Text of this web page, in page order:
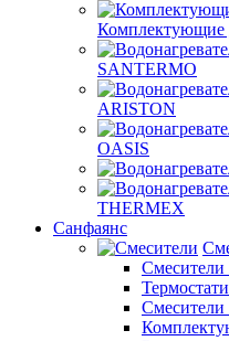
Комплектующие
SANTERMO
ARISTON
OASIS
THERMEX
Санфаянс
Смесители